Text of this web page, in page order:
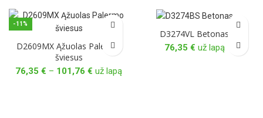
-11%
D2609MX Ąžuolas Palermo
šviesus
76,35 € – 101,76 € Price
už lapą
D3274VL Betonas
76,35 € už lapą